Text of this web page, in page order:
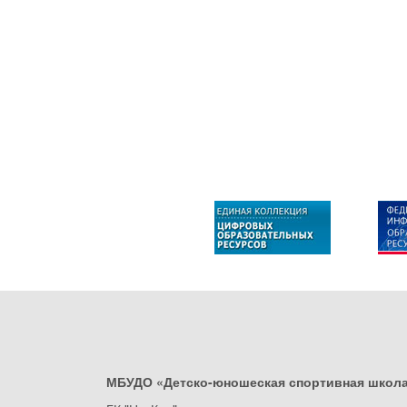
МБУДО «Детско-юношеская спортивная